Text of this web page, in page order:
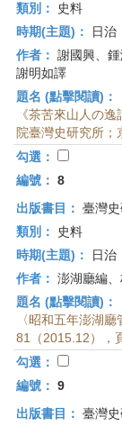
類別：
史料
時期(主題)：
日治
作者： 謝國興、
謝明如譯
題名 (點擊閱讀)：
《茶苦來山人の
院臺灣史研究所；
勾選：
編號： 8
出版書目： 臺灣
類別：
史料
時期(主題)：
日治
作者： 澎湖廳編
題名 (點擊閱讀)：
〈昭和五年澎湖
81（2015.12），
勾選：
編號： 9
出版書目： 臺灣